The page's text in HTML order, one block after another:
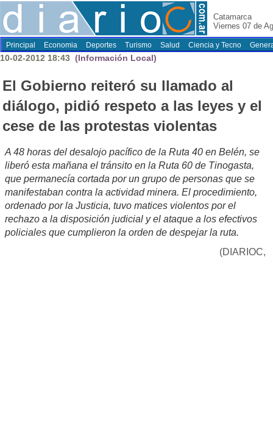
Catamarca
Viernes 07 de
Principal Economia Deportes Turismo Salud Ciencia y Tecno
10-02-2012 18:43 (Información Local)
El Gobierno reiteró su llamado al
diálogo, pidió respeto a las leyes y el
cese de las protestas violentas
A 48 horas del desalojo pacífico de la Ruta 40 en Belén, se
liberó esta mañana el tránsito en la Ruta 60 de Tinogasta,
que permanecía cortada por un grupo de personas que se
manifestaban contra la actividad minera. El procedimiento,
ordenado por la Justicia, tuvo matices violentos por el
rechazo a la disposición judicial y el ataque a los efectivos
policiales que cumplieron la orden de despejar la ruta.
(DIARIOC,